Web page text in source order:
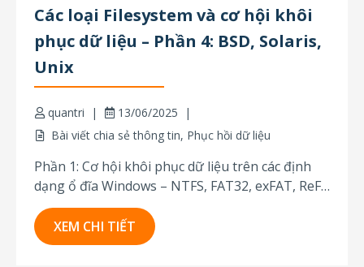
Các loại Filesystem và cơ hội khôi
phục dữ liệu – Phần 4: BSD, Solaris,
Unix
quantri
13/06/2025
Bài viết chia sẻ thông tin, Phục hồi dữ liệu
Phần 1: Cơ hội khôi phục dữ liệu trên các định
dạng ổ đĩa Windows – NTFS, FAT32, exFAT, ReFS
Phần 2: Các loại Filesystem và cơ hội khôi phục
dữ liệu: macOS Phần 3: Các loại Filesystem và cơ
hội khôi phục dữ liệu: Linux Các loại filesystem
XEM CHI TIẾT